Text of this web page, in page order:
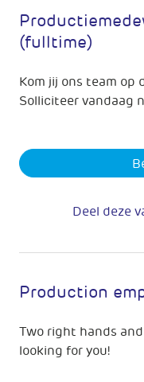
(fulltime)
Kom jij ons team op
Solliciteer vandaag
Deel deze
Production
Two right hands
looking for you!